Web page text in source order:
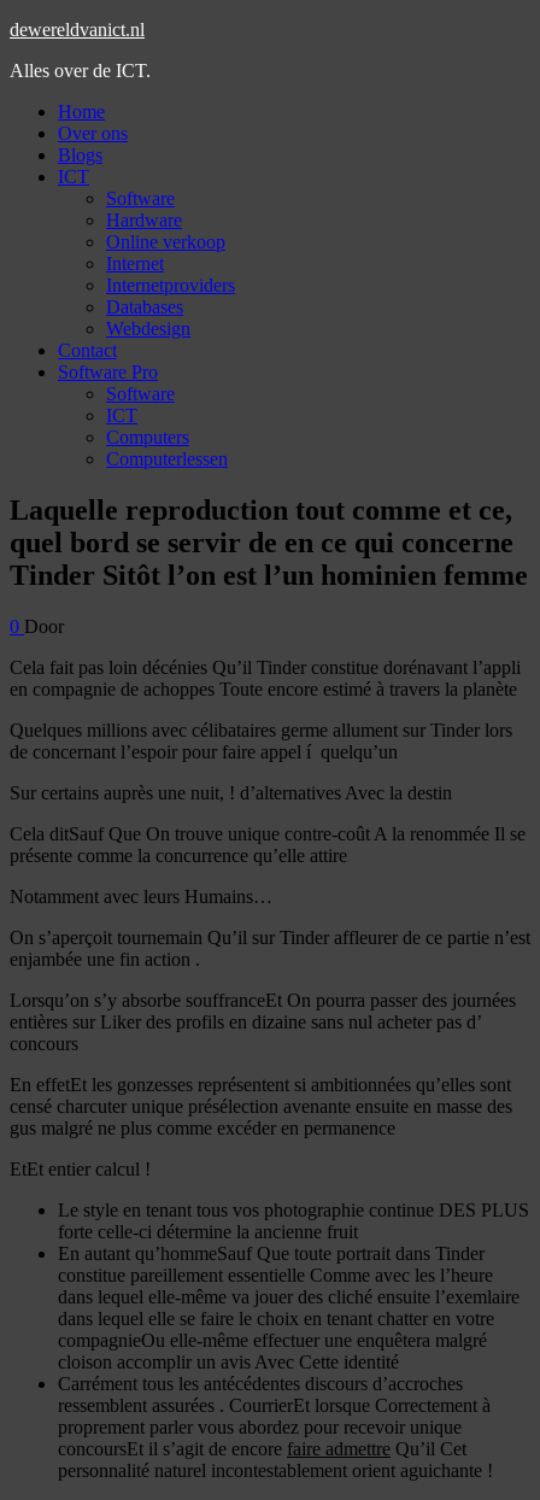
dewereldvanict.nl
Alles over de ICT.
Home
Over ons
Blogs
ICT
Software
Hardware
Online verkoop
Internet
Internetproviders
Databases
Webdesign
Contact
Software Pro
Software
ICT
Computers
Computerlessen
Laquelle reproduction tout comme et ce,
quel bord se servir de en ce qui concerne
Tinder Sitôt l’on est l’un hominien femme
0 Door
Cela fait pas loin décénies Qu’il Tinder constitue dorénavant l’appli
en compagnie de achoppes Toute encore estimé à travers la planète
Quelques millions avec célibataires germe allument sur Tinder lors
de concernant l’espoir pour faire appel í quelqu’un
Sur certains auprès une nuit, ! d’alternatives Avec la destin
Cela ditSauf Que On trouve unique contre-coût A la renommée Il se
présente comme la concurrence qu’elle attire
Notamment avec leurs Humains…
On s’aperçoit tournemain Qu’il sur Tinder affleurer de ce partie n’est
enjambée une fin action .
Lorsqu’on s’y absorbe souffranceEt On pourra passer des journées
entières sur Liker des profils en dizaine sans nul acheter pas d’
concours
En effetEt les gonzesses représentent si ambitionnées qu’elles sont
censé charcuter unique présélection avenante ensuite en masse des
gus malgré ne plus comme excéder en permanence
EtEt entier calcul !
Le style en tenant tous vos photographie continue DES PLUS
forte celle-ci détermine la ancienne fruit
En autant qu’hommeSauf Que toute portrait dans Tinder
constitue pareillement essentielle Comme avec les l’heure
dans lequel elle-même va jouer des cliché ensuite l’exemlaire
dans lequel elle se faire le choix en tenant chatter en votre
compagnieOu elle-même effectuer une enquêtera malgré
cloison accomplir un avis Avec Cette identité
Carrément tous les antécédentes discours d’accroches
ressemblent assurées . CourrierEt lorsque Correctement à
proprement parler vous abordez pour recevoir unique
concoursEt il s’agit de encore faire admettre Qu’il Cet
personnalité naturel incontestablement orient aguichante !